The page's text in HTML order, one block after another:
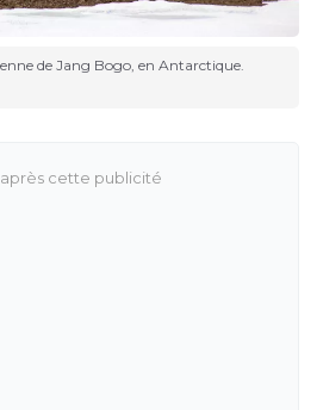
de Jang Bogo, en Antarctique.